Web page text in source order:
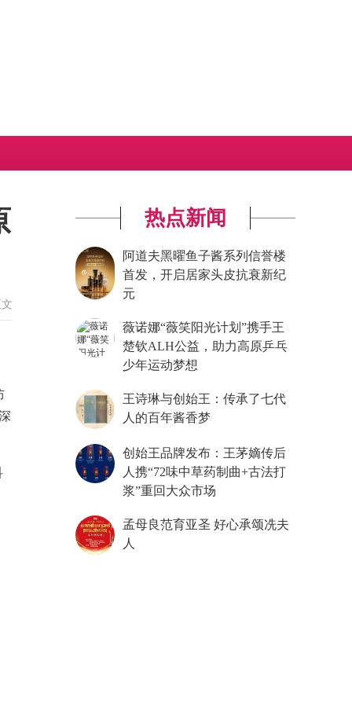
热点新闻
阿道夫黑曜鱼子酱系列信誉楼
首发，开启居家头皮抗衰新纪
元
薇诺娜“薇笑阳光计划”携手王
楚钦ALH公益，助力高原乒乓
少年运动梦想
王诗琳与创始王：传承了七代
人的百年酱香梦
创始王品牌发布：王茅嫡传后
人携“72味中草药制曲+古法打
浆”重回大众市场
孟母良范育亚圣 好心承颂冼夫
人